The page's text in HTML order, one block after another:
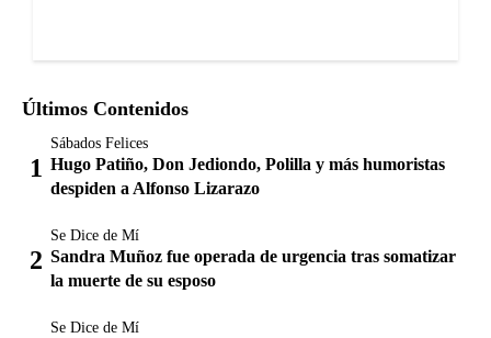
Últimos Contenidos
Sábados Felices
Hugo Patiño, Don Jediondo, Polilla y más humoristas
despiden a Alfonso Lizarazo
Se Dice de Mí
Sandra Muñoz fue operada de urgencia tras somatizar
la muerte de su esposo
Se Dice de Mí